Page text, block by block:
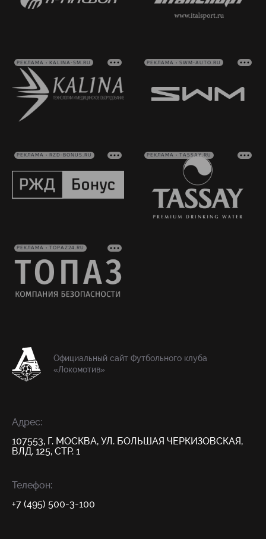
РЕКЛАМА • KALINA-SM.RU РЕКЛАМА • SWM-AUTO.RU
РЕКЛАМА • RZD-BONUS.RU РЕКЛАМА • TASSAY.RU
РЕКЛАМА • TOPAZ24.RU
Официальный сайт Футбольного клуба
«Локомотив»
Адрес:
107553, Г. МОСКВА, УЛ. БОЛЬШАЯ ЧЕРКИЗОВСКАЯ,
ВЛД. 125, СТР. 1
Телефон:
+7 (495) 500-3-100